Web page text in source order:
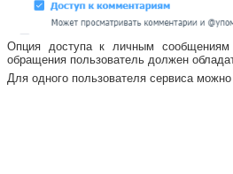
Опция доступа к личным сообщениям
обращения пользователь должен
Для одного пользователя сервиса